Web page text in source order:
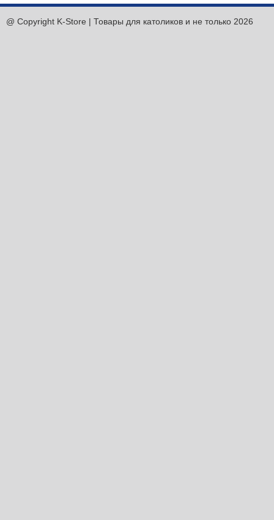
@ Copyright K-Store | Товары для католиков и не только 2026